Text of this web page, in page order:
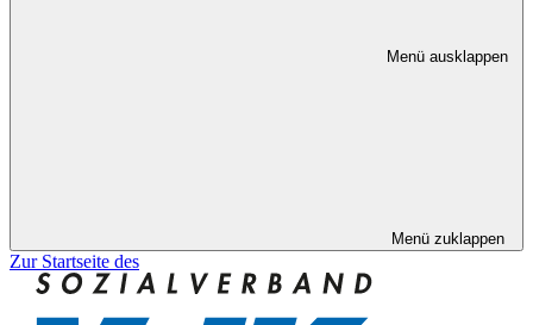
Menü ausklappen
Menü zuklappen
Zur Startseite des